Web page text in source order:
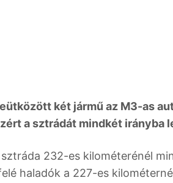
két jármű az M3-as
a sztrádát mindkét
232-es kilométerénél
haladók a 227-es